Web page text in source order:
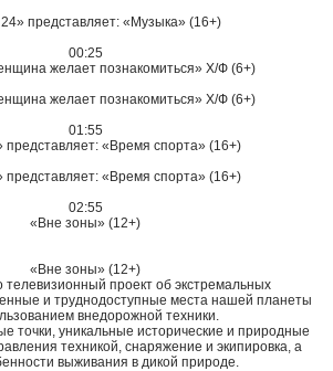
представляет: «Музыка» (16+)
00:25
желает познакомиться» Х/Ф (6+)
желает познакомиться» Х/Ф (6+)
01:55
представляет: «Время спорта» (16+)
представляет: «Время спорта» (16+)
02:55
«Вне зоны» (12+)
«Вне зоны» (12+)
проект об экстремальных
и труднодоступные места нашей планеты
внедорожной техники.
точки, уникальные исторические и природные
техникой, снаряжение и экипировка, а
выживания в дикой природе.